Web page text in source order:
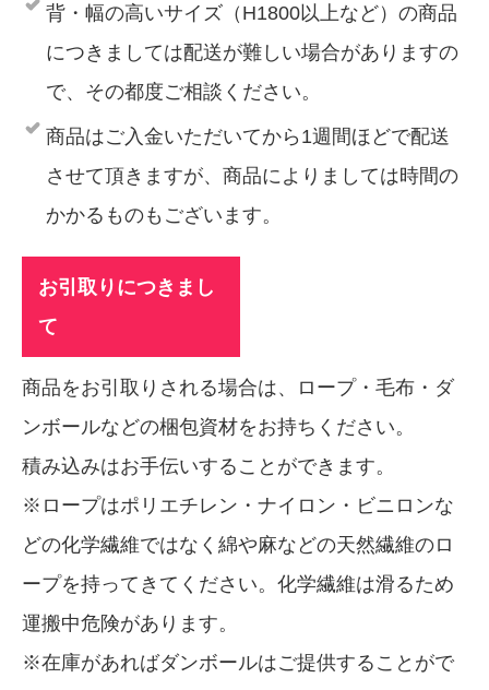
背・幅の高いサイズ（H1800以上など）の商品
につきましては配送が難しい場合がありますの
で、その都度ご相談ください。
商品はご入金いただいてから1週間ほどで配送
させて頂きますが、商品によりましては時間の
かかるものもございます。
お引取りにつきまし
て
商品をお引取りされる場合は、ロープ・毛布・ダ
ンボールなどの梱包資材をお持ちください。
積み込みはお手伝いすることができます。
※ロープはポリエチレン・ナイロン・ビニロンな
どの化学繊維ではなく綿や麻などの天然繊維のロ
ープを持ってきてください。化学繊維は滑るため
運搬中危険があります。
※在庫があればダンボールはご提供することがで